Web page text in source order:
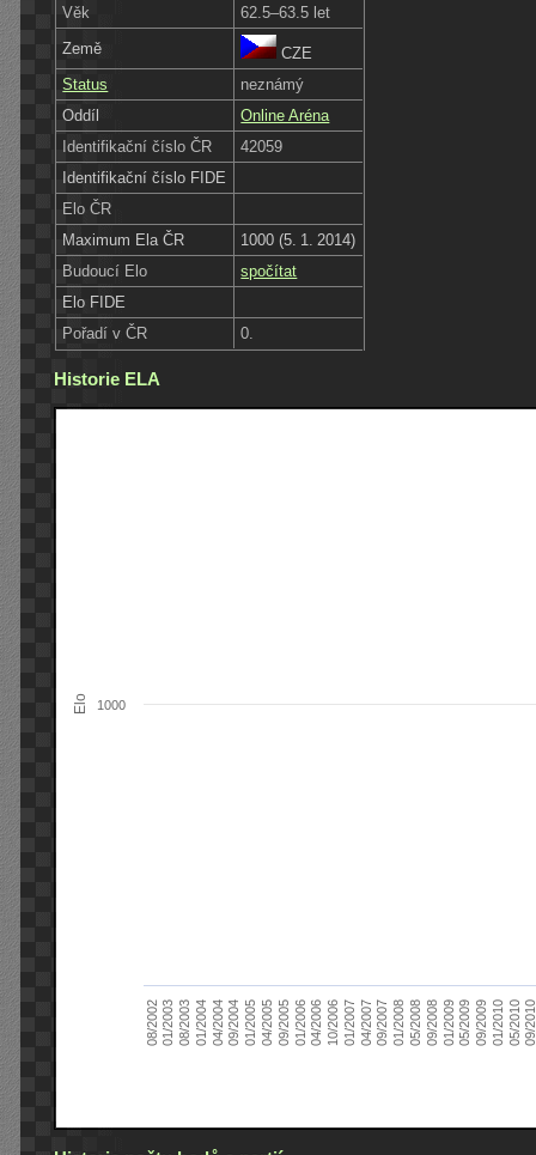
Věk
62.5–63.5 let
Země
CZE
Status
neznámý
Oddíl
Online Aréna
Identifikační číslo ČR
42059
Identifikační číslo FIDE
Elo ČR
Maximum Ela ČR
1000 (5. 1. 2014)
Budoucí Elo
spočítat
Elo FIDE
Pořadí v ČR
0.
Historie ELA
Elo
08/200201/200308/200301/200404/200409/200401/200504/200509/200501/200604/200610/200601/200704/200709/200701/200805/200809/200801/200905/200909/200901/201005/201009/
1000